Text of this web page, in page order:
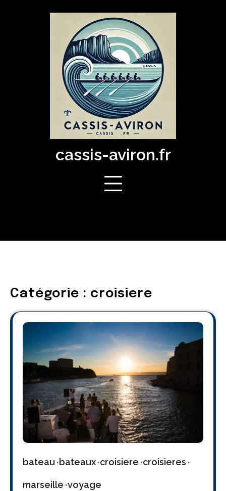
cassis-aviron.fr
Catégorie : croisiere
bateau bateaux croisiere croisieres
marseille voyage